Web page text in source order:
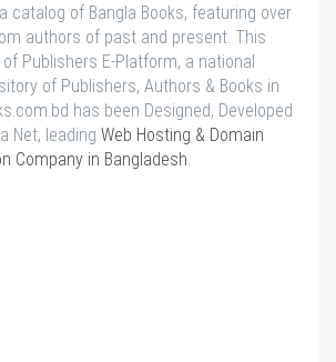
catalog of Bangla Books, featuring over
authors of past and present. This
Publishers E-Platform, a national
of Publishers, Authors & Books in
has been Designed, Developed
Net, leading Web Hosting & Domain
Company in Bangladesh